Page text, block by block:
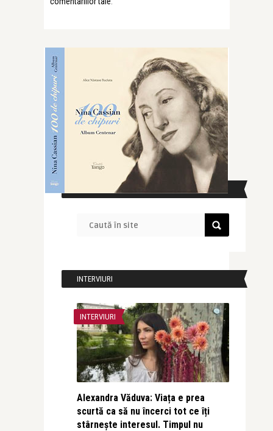
CAUTĂ ÎN SITE
INTERVIURI
INTERVIURI
Alexandra Văduva: Viața e prea
scurtă ca să nu încerci tot ce îți
stârnește interesul. Timpul nu